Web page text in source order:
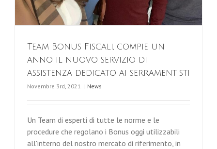
Team Bonus Fiscali, compie un
anno il nuovo servizio di
assistenza dedicato ai serramentisti
Novembre 3rd, 2021 | News
Un Team di esperti di tutte le norme e le
procedure che regolano i Bonus oggi utilizzabili
all'interno del nostro mercato di riferimento, in